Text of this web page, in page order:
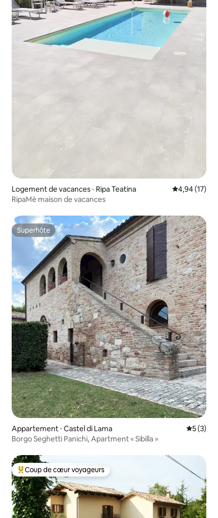
Logement de vacances ⋅ Ripa Teatina Évaluation
4,94 (17)
RipaMè maison de vacances
Superhôte
Superhôte
Appartement ⋅ Castel di Lama
5 (3)
Borgo Seghetti Panichi, Apartment « Sibilla »
Coups de cœur voyageurs les plus appréciés
Coup de cœur voyageurs